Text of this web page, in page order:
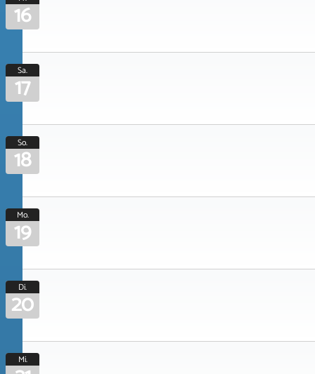
16
Sa.
17
So.
18
Mo.
19
Di.
20
Mi.